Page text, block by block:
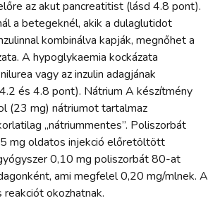
az akut pancreatitist (lásd 4.8 pont).
a betegeknél, akik a dulaglutidot
kombinálva kapják, megnőhet a
A hypoglykaemia kockázata
vagy az inzulin adagjának
és 4.8 pont). Nátrium A készítmény
(23 mg) nátriumot tartalmaz
„nátriummentes”. Poliszorbát
mg oldatos injekció előretöltött
0,10 mg poliszorbát 80-at
ami megfelel 0,20 mg/mlnek. A
okozhatnak.